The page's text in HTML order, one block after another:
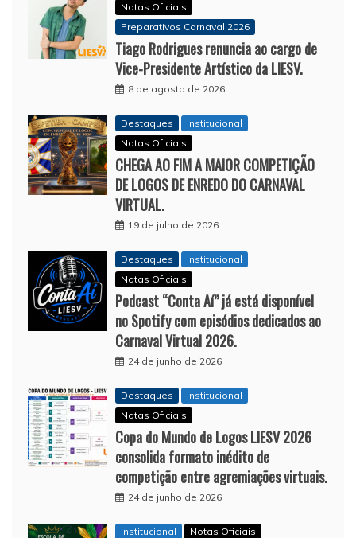
Notas Oficiais
Preparativos Carnaval 2026
Tiago Rodrigues renuncia ao cargo de
Vice-Presidente Artístico da LIESV.
8 de agosto de 2026
Destaques
Institucional
Notas Oficiais
CHEGA AO FIM A MAIOR COMPETIÇÃO
DE LOGOS DE ENREDO DO CARNAVAL
VIRTUAL.
19 de julho de 2026
Destaques
Institucional
Notas Oficiais
Podcast “Conta Aí” já está disponível
no Spotify com episódios dedicados ao
Carnaval Virtual 2026.
24 de junho de 2026
Destaques
Institucional
Notas Oficiais
Copa do Mundo de Logos LIESV 2026
consolida formato inédito de
competição entre agremiações virtuais.
24 de junho de 2026
Institucional Notas Oficiais